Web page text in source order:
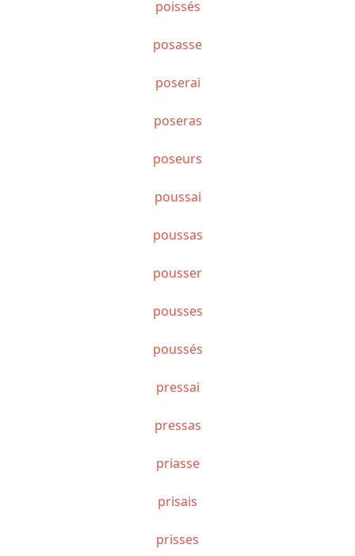
poissés
posasse
poserai
poseras
poseurs
poussai
poussas
pousser
pousses
poussés
pressai
pressas
priasse
prisais
prisses